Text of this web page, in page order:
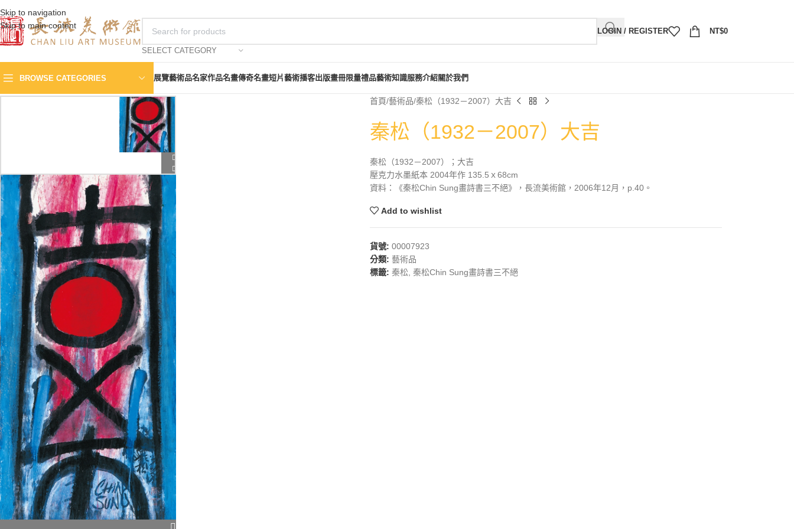
Skip to navigation
Skip to main content
SELECT CATEGORY
LOGIN / REGISTER NT$0
BROWSE CATEGORIES 展覽藝術品名家作品名畫傳奇名畫短片藝術播客出版畫冊限量禮品藝術知識服務介紹關於我們
首頁 藝術品 秦松（1932－2007）大吉
秦松（1932－2007）大吉
秦松（1932－2007）；大吉
壓克力水墨紙本 2004年作 135.5ｘ68cm
資料：《秦松Chin Sung畫詩書三不絕》，長流美術館，2006年12月，p.40。
Add to wishlist
貨號: 00007923
分類: 藝術品
標籤: 秦松 秦松Chin Sung畫詩書三不絕